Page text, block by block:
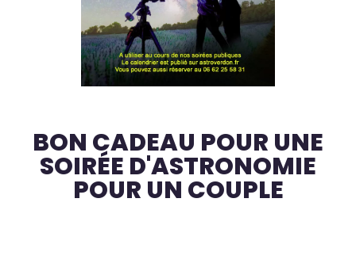
BON CADEAU POUR UNE
SOIRÉE D'ASTRONOMIE
POUR UN COUPLE